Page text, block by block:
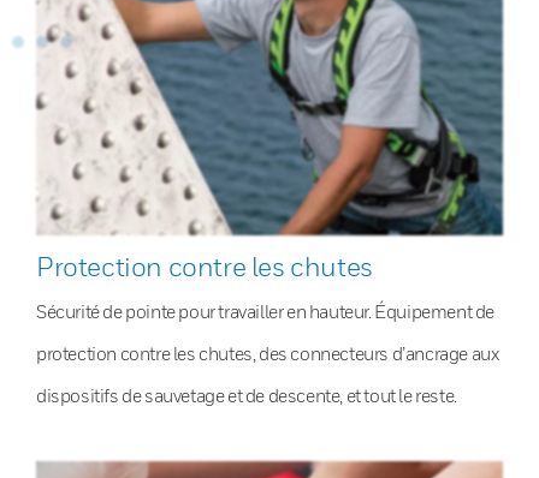
Protection contre les chutes
Sécurité de pointe pour travailler en hauteur. Équipement de
protection contre les chutes, des connecteurs d’ancrage aux
dispositifs de sauvetage et de descente, et tout le reste.